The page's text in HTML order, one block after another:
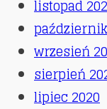
listopad
wrzesień
sierpień
lipiec 2020